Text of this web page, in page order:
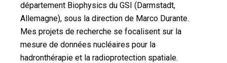
département Biophysics du GSI (Darmstadt,
Allemagne), sous la direction de Marco Durante.
Mes projets de recherche se focalisent sur la
mesure de données nucléaires pour la
hadronthérapie et la radioprotection spatiale.